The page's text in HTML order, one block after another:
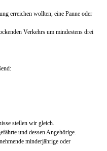
erreichen wollten, eine Panne oder
Verkehrs um mindestens drei
stellen wir gleich.
und dessen Angehörige.
minderjährige oder